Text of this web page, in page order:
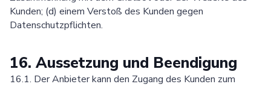
Kunden; (d) einem Verstoß des Kunden gegen
Datenschutzpflichten.
16. Aussetzung und Beendigung
16.1. Der Anbieter kann den Zugang des Kunden zum